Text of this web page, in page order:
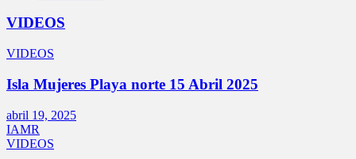
VIDEOS
VIDEOS
Isla Mujeres Playa norte 15 Abril 2025
abril 19, 2025
IAMR
VIDEOS